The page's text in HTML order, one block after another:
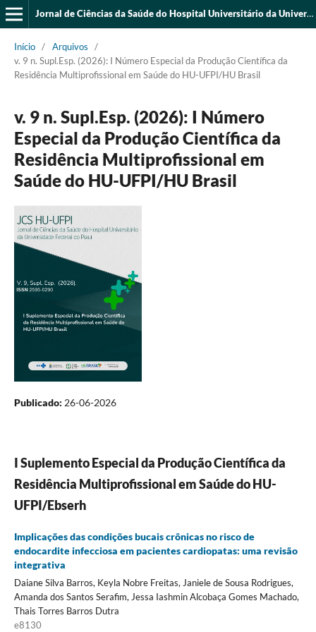
Jornal de Ciências da Saúde do Hospital Universitário da Universidade Federal do Piauí
Início / Arquivos
/
v. 9 n. Supl.Esp. (2026): I Número Especial da Produção Científica da
Residência Multiprofissional em Saúde do HU-UFPI/HU Brasil
v. 9 n. Supl.Esp. (2026): I Número
Especial da Produção Científica da
Residência Multiprofissional em
Saúde do HU-UFPI/HU Brasil
Publicado: 26-06-2026
I Suplemento Especial da Produção Científica da
Residência Multiprofissional em Saúde do HU-
UFPI/Ebserh
Implicações das condições bucais crônicas no risco de
endocardite infecciosa em pacientes cardiopatas: uma revisão
integrativa
Daiane Silva Barros, Keyla Nobre Freitas, Janiele de Sousa Rodrigues,
Amanda dos Santos Serafim, Jessa Iashmin Alcobaça Gomes Machado,
Thais Torres Barros Dutra
e8130